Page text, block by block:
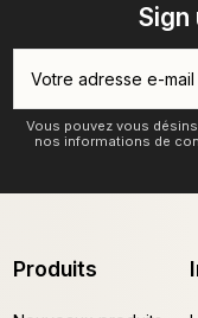
Vous pouvez vous
nos informations de
Produits